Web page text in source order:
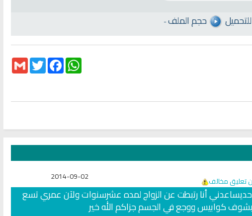
- للتحميل حجم الملف
GmailTwitter
FacebookWhatsApp
تعليق مخالف 2014-09-02
حديساعدني أنا رتبطت عن الزواج لمده عشرسنوات ولآن عمري تسع
كوابيس ووجع في الجسم جزاكم الله خير
Ruqyah Shariah
Sihir Jin Yahudi pada Seorang
A Jewish Jinns Spell on a Woman